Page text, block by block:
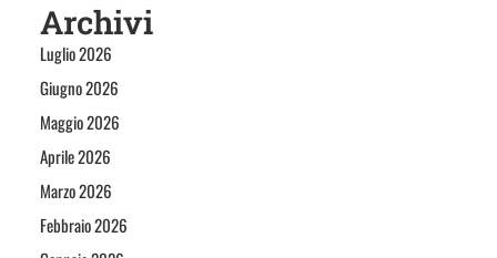
Archivi
Luglio 2026
Giugno 2026
Maggio 2026
Aprile 2026
Marzo 2026
Febbraio 2026